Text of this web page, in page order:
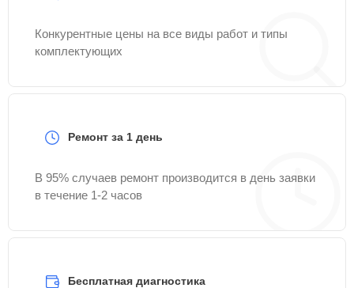
Конкурентные цены на все виды работ и типы
комплектующих
Ремонт за 1 день
В 95% случаев ремонт производится в день заявки
в течение 1-2 часов
Бесплатная диагностика